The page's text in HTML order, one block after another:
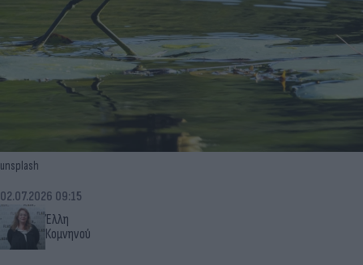
unsplash
Έλλη
Κομνηνού
02.07.2026 09:15